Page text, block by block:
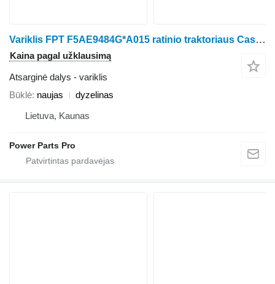
Variklis FPT F5AE9484G*A015 ratinio traktoriaus Case IH
Kaina pagal užklausimą
Atsarginė dalys - variklis
Būklė naujas
dyzelinas
Lietuva, Kaunas
Power Parts Pro